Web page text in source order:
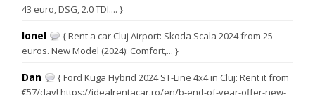
43 euro, DSG, 2.0 TDI.... }
Ionel
{ Rent a car Cluj Airport: Skoda Scala 2024 from 25
euros. New Model (2024): Comfort,... }
Dan
{ Ford Kuga Hybrid 2024 ST-Line 4x4 in Cluj: Rent it from
€57/day! https://idealrentacar.ro/en/b-end-of-year-offer-new-